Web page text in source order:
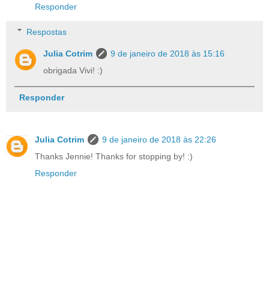
Responder
Respostas
Julia Cotrim
9 de janeiro de 2018 às 15:16
obrigada Vivi! :)
Responder
Julia Cotrim
9 de janeiro de 2018 às 22:26
Thanks Jennie! Thanks for stopping by! :)
Responder